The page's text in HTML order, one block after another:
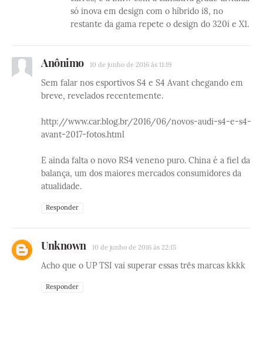
só inova em design com o híbrido i8, no
restante da gama repete o design do 320i e X1.
Anônimo 10 de junho de 2016 às 11:19
Sem falar nos esportivos S4 e S4 Avant chegando em
breve, revelados recentemente.
http://www.car.blog.br/2016/06/novos-audi-s4-e-s4-
avant-2017-fotos.html
E ainda falta o novo RS4 veneno puro. China é a fiel da
balança, um dos maiores mercados consumidores da
atualidade.
Responder
Unknown 10 de junho de 2016 às 22:15
Acho que o UP TSI vai superar essas três marcas kkkk
Responder